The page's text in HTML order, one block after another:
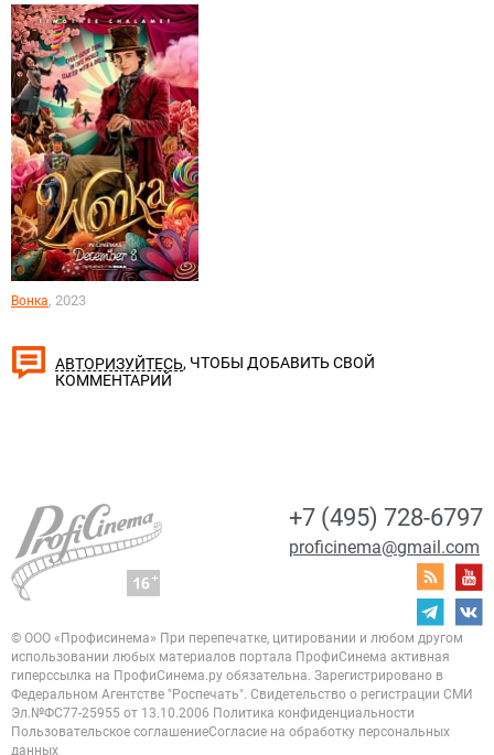
Вонка, 2023
АВТОРИЗУЙТЕСЬ, ЧТОБЫ ДОБАВИТЬ СВОЙ
КОММЕНТАРИЙ
+7 (495) 728-6797
proficinema@gmail.com
© ООО «Профисинема» При перепечатке, цитировании и любом другом
использовании любых материалов портала ПрофиСинема активная
гиперссылка на ПрофиСинема.ру обязательна. Зарегистрировано в
Федеральном Агентстве "Роспечать". Свидетельство о регистрации СМИ
Эл.№ФС77-25955 от 13.10.2006 Политика конфиденциальности
Пользовательское соглашениеСогласие на обработку персональных
данных